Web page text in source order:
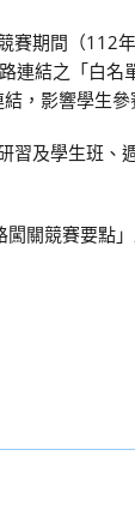
賽期間（112
結之「白
，影響學生參
習及學生班
關競賽要點